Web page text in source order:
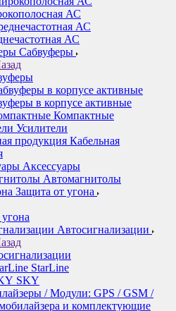
АС
АС
Сабвуферы
в корпусе активные
Компактные
Усилители
Кабельная
Аксессуары
Автомагнитолы
Защита от угона
Автосигнализации
StarLine
SKY